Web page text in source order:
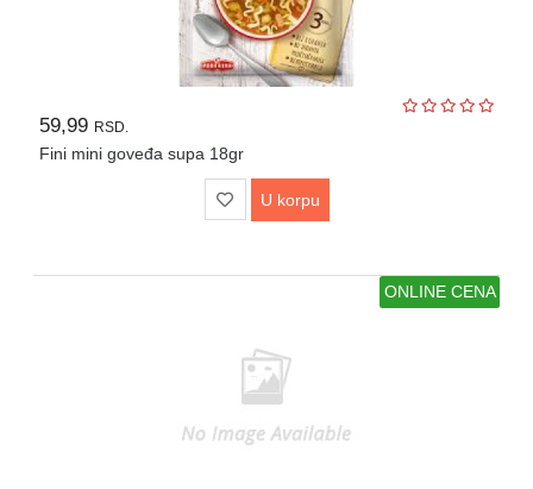
59,99 RSD.
Fini mini goveđa supa 18gr
U korpu
ONLINE CENA